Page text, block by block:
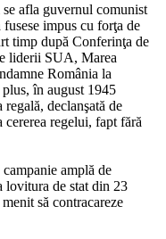
afla guvernul comunist
impus cu forţa de
timp după Conferinţa de
liderii SUA, Marea
România la
în august 1945
declanşată de
regelui, fapt fără
amplă de
lovitura de stat din 23
să contracareze